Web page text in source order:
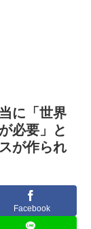
に「世界
必要」と
が作られ
Facebook